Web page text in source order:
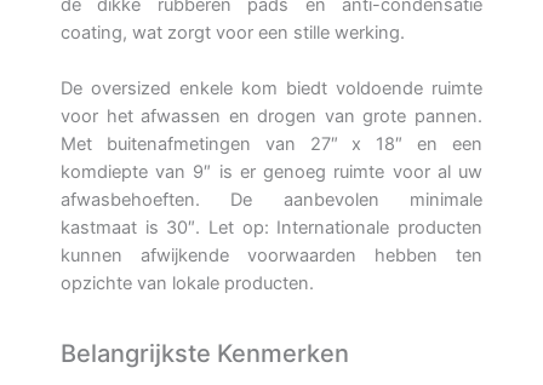
de dikke rubberen pads en anti-condensatie
coating, wat zorgt voor een stille werking.
De oversized enkele kom biedt voldoende ruimte
voor het afwassen en drogen van grote pannen.
Met buitenafmetingen van 27″ x 18″ en een
komdiepte van 9″ is er genoeg ruimte voor al uw
afwasbehoeften. De aanbevolen minimale
kastmaat is 30″. Let op: Internationale producten
kunnen afwijkende voorwaarden hebben ten
opzichte van lokale producten.
Belangrijkste Kenmerken